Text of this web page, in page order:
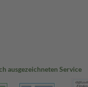
ausgezeichneten Service